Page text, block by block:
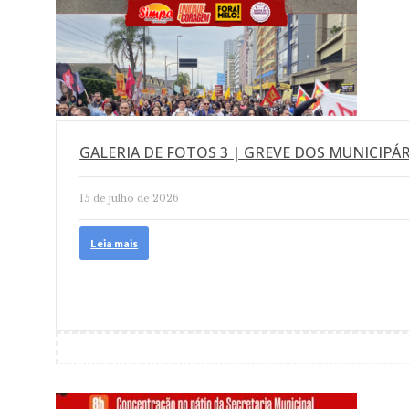
GALERIA DE FOTOS 3 | GREVE DOS
15 de julho de 2026
Leia mais